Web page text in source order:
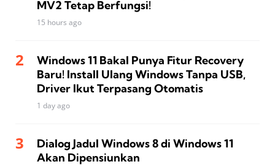
MV2 Tetap Berfungsi!
15 hours ago
Windows 11 Bakal Punya Fitur Recovery
Baru! Install Ulang Windows Tanpa USB,
Driver Ikut Terpasang Otomatis
1 day ago
Dialog Jadul Windows 8 di Windows 11
Akan Dipensiunkan